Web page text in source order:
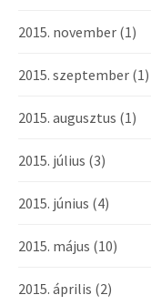
2015. november (1)
2015. szeptember (1)
2015. augusztus (1)
2015. július (3)
2015. június (4)
2015. május (10)
2015. április (2)